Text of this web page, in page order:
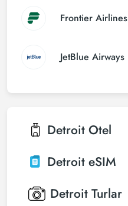
Frontier Airlines
JetBlue Airways
Detroit Otel
Detroit eSIM
Detroit Turlar